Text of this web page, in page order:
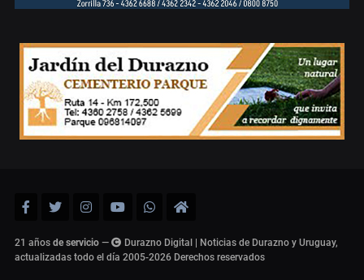
21 años de servicio —
Durazno Digital | Noticias de Durazno y Uruguay,
actualizadas todo el día 2005-2026 Derechos reservados